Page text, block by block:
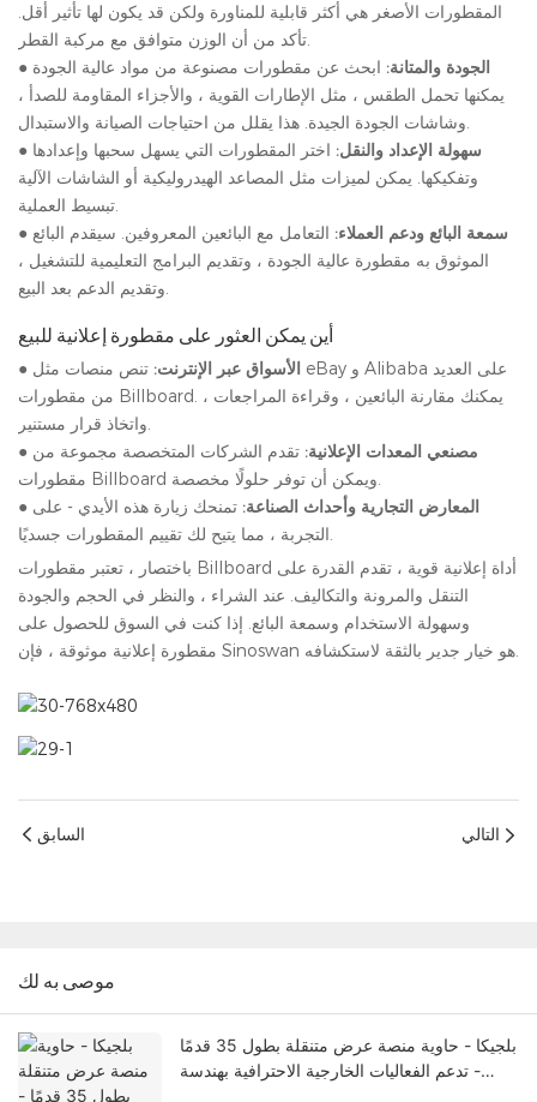
المقطورات الأصغر هي أكثر قابلية للمناورة ولكن قد يكون لها تأثير أقل.
تأكد من أن الوزن متوافق مع مركبة القطر.
●
الجودة والمتانة: ابحث عن مقطورات مصنوعة من مواد عالية الجودة
يمكنها تحمل الطقس ، مثل الإطارات القوية ، والأجزاء المقاومة للصدأ ،
وشاشات الجودة الجيدة. هذا يقلل من احتياجات الصيانة والاستبدال.
●
سهولة الإعداد والنقل: اختر المقطورات التي يسهل سحبها وإعدادها
وتفكيكها. يمكن لميزات مثل المصاعد الهيدروليكية أو الشاشات الآلية
تبسيط العملية.
●
سمعة البائع ودعم العملاء: التعامل مع البائعين المعروفين. سيقدم البائع
الموثوق به مقطورة عالية الجودة ، وتقديم البرامج التعليمية للتشغيل ،
وتقديم الدعم بعد البيع.
أين يمكن العثور على مقطورة إعلانية للبيع
●
الأسواق عبر الإنترنت: تنص منصات مثل eBay و Alibaba على العديد
من مقطورات Billboard. يمكنك مقارنة البائعين ، وقراءة المراجعات ،
واتخاذ قرار مستنير.
●
مصنعي المعدات الإعلانية: تقدم الشركات المتخصصة مجموعة من
مقطورات Billboard ويمكن أن توفر حلولًا مخصصة.
●
المعارض التجارية وأحداث الصناعة: تمنحك زيارة هذه الأيدي - على
التجربة ، مما يتيح لك تقييم المقطورات جسديًا.
باختصار ، تعتبر مقطورات Billboard أداة إعلانية قوية ، تقدم القدرة على
التنقل والمرونة والتكاليف. عند الشراء ، والنظر في الحجم والجودة
وسهولة الاستخدام وسمعة البائع. إذا كنت في السوق للحصول على
مقطورة إعلانية موثوقة ، فإن Sinoswan هو خيار جدير بالثقة لاستكشافه.
السابق التالي
موصى به لك
بلجيكا - حاوية منصة عرض متنقلة بطول 35 قدمًا
- تدعم الفعاليات الخارجية الاحترافية بهندسة